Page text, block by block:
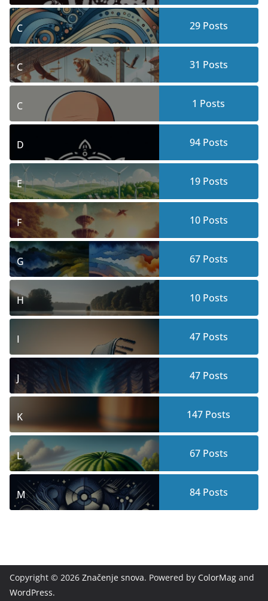
C 29Posts
C 31 Posts
C 1 Posts
D 94Posts
E 19Posts
F 10Posts
G 67Posts
H 10Posts
I 47Posts
J 47Posts
K 147 Posts
L 67Posts
M 84Posts
Copyright © 2026 Značenje snova. Powered by ColorMag and
WordPress.